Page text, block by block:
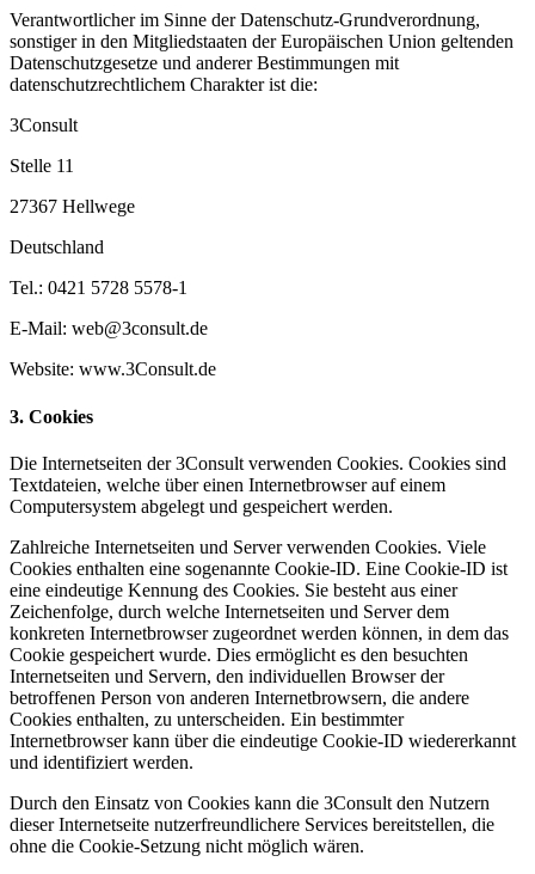
Verantwortlicher im Sinne der Datenschutz-Grundverordnung,
sonstiger in den Mitgliedstaaten der Europäischen Union geltenden
Datenschutzgesetze und anderer Bestimmungen mit
datenschutzrechtlichem Charakter ist die:
3Consult
Stelle 11
27367 Hellwege
Deutschland
Tel.: 0421 5728 5578-1
E-Mail: web@3consult.de
Website: www.3Consult.de
3. Cookies
Die Internetseiten der 3Consult verwenden Cookies. Cookies sind
Textdateien, welche über einen Internetbrowser auf einem
Computersystem abgelegt und gespeichert werden.
Zahlreiche Internetseiten und Server verwenden Cookies. Viele
Cookies enthalten eine sogenannte Cookie-ID. Eine Cookie-ID ist
eine eindeutige Kennung des Cookies. Sie besteht aus einer
Zeichenfolge, durch welche Internetseiten und Server dem
konkreten Internetbrowser zugeordnet werden können, in dem das
Cookie gespeichert wurde. Dies ermöglicht es den besuchten
Internetseiten und Servern, den individuellen Browser der
betroffenen Person von anderen Internetbrowsern, die andere
Cookies enthalten, zu unterscheiden. Ein bestimmter
Internetbrowser kann über die eindeutige Cookie-ID wiedererkannt
und identifiziert werden.
Durch den Einsatz von Cookies kann die 3Consult den Nutzern
dieser Internetseite nutzerfreundlichere Services bereitstellen, die
ohne die Cookie-Setzung nicht möglich wären.